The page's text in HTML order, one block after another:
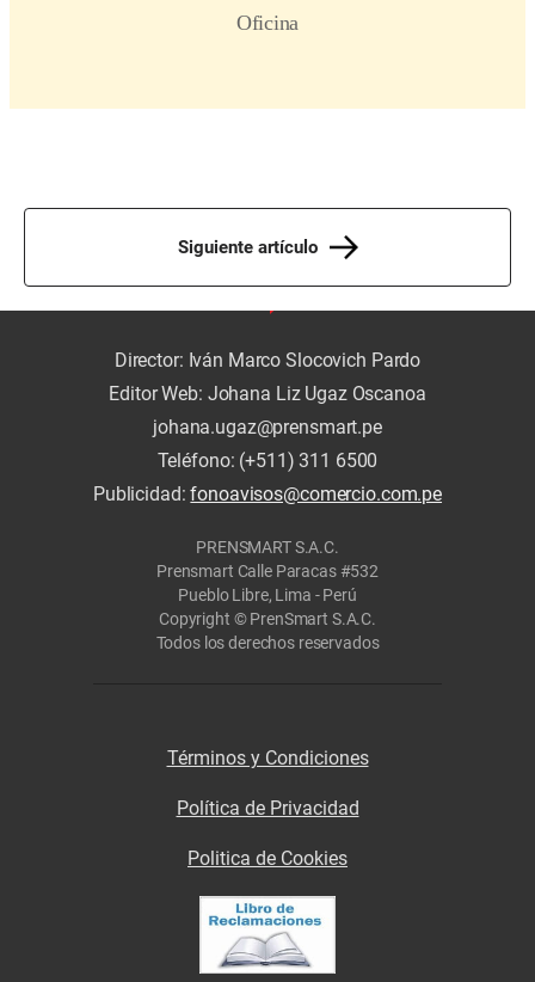
Siguiente artículo
Director: Iván Marco Slocovich Pardo
Editor Web: Johana Liz Ugaz Oscanoa
johana.ugaz@prensmart.pe
Teléfono: (+511) 311 6500
Publicidad:fonoavisos@comercio.com.pe
PRENSMART S.A.C.
Prensmart Calle Paracas #532
Pueblo Libre, Lima - Perú
Copyright © PrenSmart S.A.C.
Todos los derechos reservados
Términos y Condiciones
Política de Privacidad
Politica de Cookies